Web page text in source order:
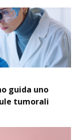
guida uno
tumorali